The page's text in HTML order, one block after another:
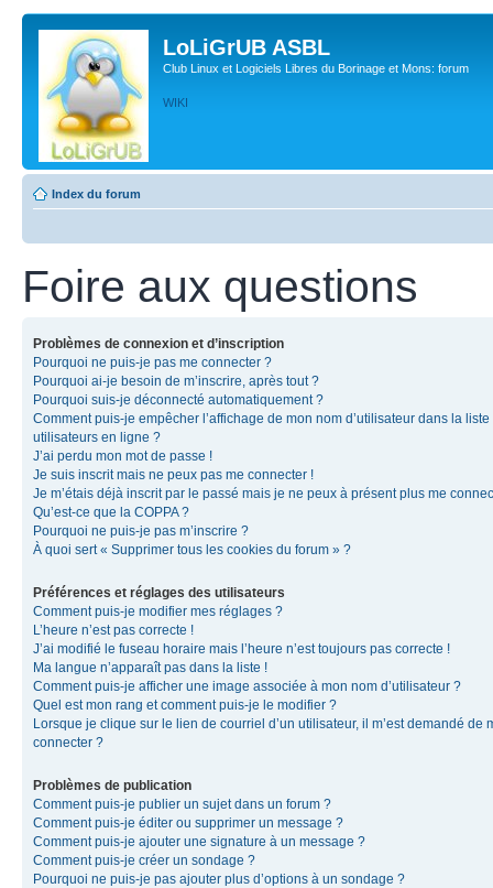
LoLiGrUB ASBL
Club Linux et Logiciels Libres du Borinage et Mons: forum
WIKI
Index du forum
Foire aux questions
Problèmes de connexion et d’inscription
Pourquoi ne puis-je pas me connecter ?
Pourquoi ai-je besoin de m’inscrire, après tout ?
Pourquoi suis-je déconnecté automatiquement ?
Comment puis-je empêcher l’affichage de mon nom d’utilisateur dans la liste
utilisateurs en ligne ?
J’ai perdu mon mot de passe !
Je suis inscrit mais ne peux pas me connecter !
Je m’étais déjà inscrit par le passé mais je ne peux à présent plus me
Qu’est-ce que la COPPA ?
Pourquoi ne puis-je pas m’inscrire ?
À quoi sert « Supprimer tous les cookies du forum » ?
Préférences et réglages des utilisateurs
Comment puis-je modifier mes réglages ?
L’heure n’est pas correcte !
J’ai modifié le fuseau horaire mais l’heure n’est toujours pas correcte !
Ma langue n’apparaît pas dans la liste !
Comment puis-je afficher une image associée à mon nom d’utilisateur ?
Quel est mon rang et comment puis-je le modifier ?
Lorsque je clique sur le lien de courriel d’un utilisateur, il m’est demandé de
connecter ?
Problèmes de publication
Comment puis-je publier un sujet dans un forum ?
Comment puis-je éditer ou supprimer un message ?
Comment puis-je ajouter une signature à un message ?
Comment puis-je créer un sondage ?
Pourquoi ne puis-je pas ajouter plus d’options à un sondage ?